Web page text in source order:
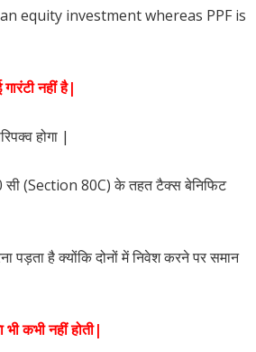
an equity investment whereas PPF is
नहीं है|
होगा |
सी (Section 80C) के तहत टैक्स बेनिफिट
पड़ता है क्योंकि दोनों में निवेश करने पर समान
कभी नहीं होती|